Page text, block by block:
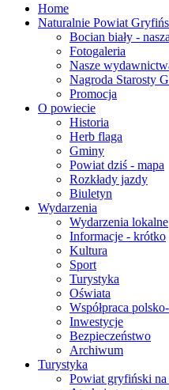
Home
Naturalnie Powiat
Bocian biały -
Fotogaleria
Nasze
Nagroda Starosty
Promocja
O powiecie
Historia
Herb flaga
Gminy
Powiat dziś - mapa
Rozkłady jazdy
Biuletyn
Wydarzenia
Wydarzenia lokalne
Informacje - krótko
Kultura
Sport
Turystyka
Oświata
Współpraca
Inwestycje
Bezpieczeństwo
Archiwum
Turystyka
Powiat gryfiński na